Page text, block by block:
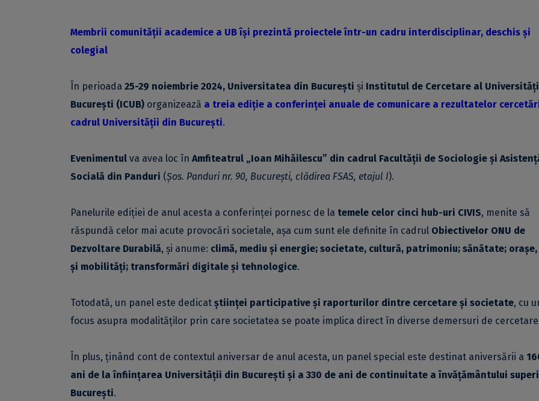
Membrii comunității academice a UB își prezintă proiectele într-un cadru interdisciplinar, deschis și
colegial
În perioada 25-29 noiembrie 2024, Universitatea din București și Institutul de Cercetare al
București (ICUB) organizează a treia ediție a conferinței anuale de comunicare a rezultatelor
cadrul Universității din București.
Evenimentul va avea loc în Amfiteatrul „Ioan Mihăilescu” din cadrul Facultății de Sociologie și
Socială din Panduri (Șos. Panduri nr. 90, București, clădirea FSAS, etajul I).
Panelurile ediției de anul acesta a conferinței pornesc de la temele celor cinci hub-uri CIVIS, menite să
răspundă celor mai acute provocări societale, așa cum sunt ele definite în cadrul Obiectivelor ONU de
Dezvoltare Durabilă, și anume: climă, mediu și energie; societate, cultură, patrimoniu; sănătate;
și mobilități; transformări digitale și tehnologice.
Totodată, un panel este dedicat științei participative și raporturilor dintre cercetare și societate, cu
focus asupra modalităților prin care societatea se poate implica direct în diverse demersuri de
În plus, ținând cont de contextul aniversar de anul acesta, un panel special este destinat aniversării a
ani de la înființarea Universității din București și a 330 de ani de continuitate a învățământului
București.